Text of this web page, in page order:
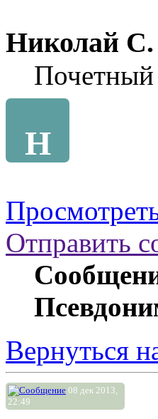
Николай С.
Н
Отправить
Вернуться
08 дек 2013,
22:49